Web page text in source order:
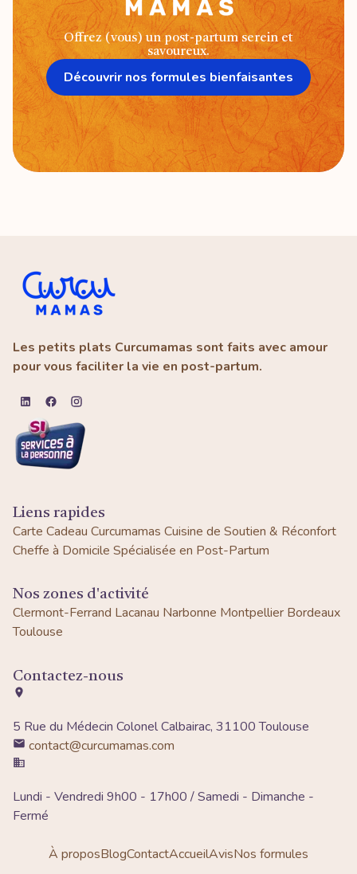
Offrez (vous) un post-partum serein et
savoureux.
Découvrir nos formules bienfaisantes
Les petits plats Curcumamas sont faits avec amour
pour vous faciliter la vie en post-partum.
Liens rapides
Carte Cadeau Curcumamas Cuisine de Soutien & Réconfort
Cheffe à Domicile Spécialisée en Post-Partum
Nos zones d'activité
Clermont-Ferrand Lacanau Narbonne Montpellier Bordeaux
Toulouse
Contactez-nous
5 Rue du Médecin Colonel Calbairac, 31100 Toulouse
contact@curcumamas.com
Lundi - Vendredi 9h00 - 17h00 / Samedi - Dimanche -
Fermé
À proposBlogContactAccueilAvisNos formules